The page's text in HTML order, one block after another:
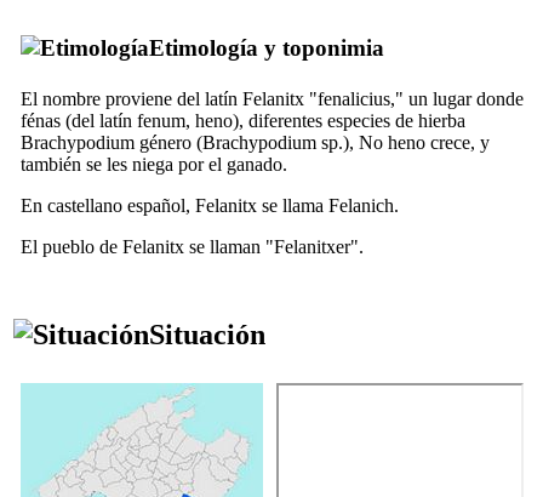
Etimología y toponimia
El nombre proviene del latín Felanitx "fenalicius," un lugar donde
fénas (del latín fenum, heno), diferentes especies de hierba
Brachypodium género (Brachypodium sp.), No heno crece, y
también se les niega por el ganado.
En castellano español, Felanitx se llama Felanich.
El pueblo de Felanitx se llaman "Felanitxer".
Situación